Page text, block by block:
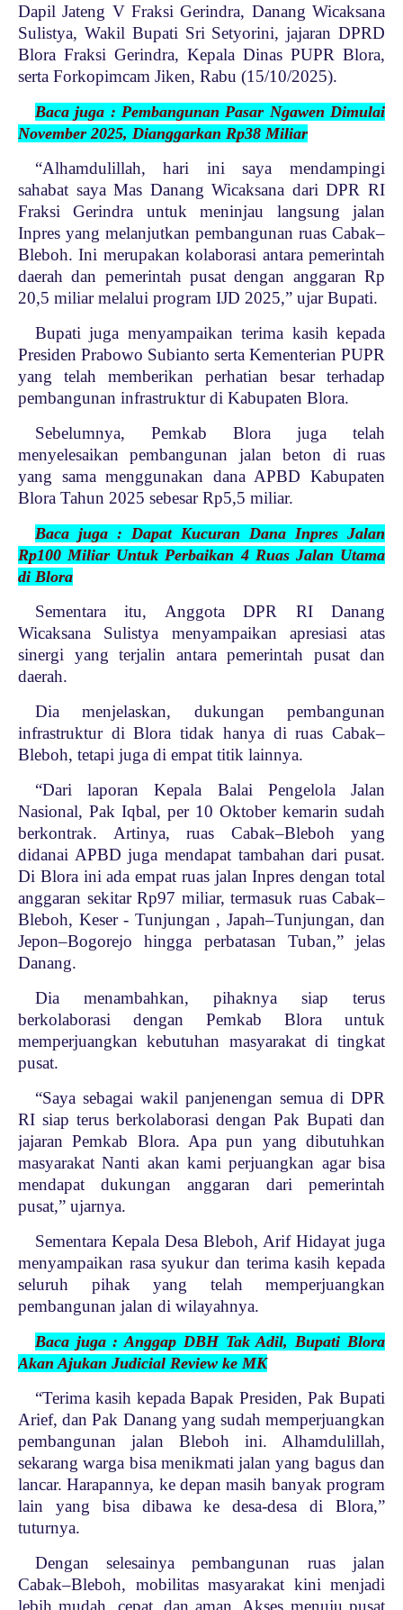
Dapil Jateng V Fraksi Gerindra, Danang Wicaksana
Sulistya, Wakil Bupati Sri Setyorini, jajaran DPRD
Blora Fraksi Gerindra, Kepala Dinas PUPR Blora,
serta Forkopimcam Jiken, Rabu (15/10/2025).
Baca juga : Pembangunan Pasar Ngawen Dimulai
November 2025, Dianggarkan Rp38 Miliar
“Alhamdulillah, hari ini saya mendampingi
sahabat saya Mas Danang Wicaksana dari DPR RI
Fraksi Gerindra untuk meninjau langsung jalan
Inpres yang melanjutkan pembangunan ruas Cabak–
Bleboh. Ini merupakan kolaborasi antara pemerintah
daerah dan pemerintah pusat dengan anggaran Rp
20,5 miliar melalui program IJD 2025,” ujar Bupati.
Bupati juga menyampaikan terima kasih kepada
Presiden Prabowo Subianto serta Kementerian PUPR
yang telah memberikan perhatian besar terhadap
pembangunan infrastruktur di Kabupaten Blora.
Sebelumnya, Pemkab Blora juga telah
menyelesaikan pembangunan jalan beton di ruas
yang sama menggunakan dana APBD Kabupaten
Blora Tahun 2025 sebesar Rp5,5 miliar.
Baca juga : Dapat Kucuran Dana Inpres Jalan
Rp100 Miliar Untuk Perbaikan 4 Ruas Jalan Utama
di Blora
Sementara itu, Anggota DPR RI Danang
Wicaksana Sulistya menyampaikan apresiasi atas
sinergi yang terjalin antara pemerintah pusat dan
daerah.
Dia menjelaskan, dukungan pembangunan
infrastruktur di Blora tidak hanya di ruas Cabak–
Bleboh, tetapi juga di empat titik lainnya.
“Dari laporan Kepala Balai Pengelola Jalan
Nasional, Pak Iqbal, per 10 Oktober kemarin sudah
berkontrak. Artinya, ruas Cabak–Bleboh yang
didanai APBD juga mendapat tambahan dari pusat.
Di Blora ini ada empat ruas jalan Inpres dengan total
anggaran sekitar Rp97 miliar, termasuk ruas Cabak–
Bleboh, Keser - Tunjungan , Japah–Tunjungan, dan
Jepon–Bogorejo hingga perbatasan Tuban,” jelas
Danang.
Dia menambahkan, pihaknya siap terus
berkolaborasi dengan Pemkab Blora untuk
memperjuangkan kebutuhan masyarakat di tingkat
pusat.
“Saya sebagai wakil panjenengan semua di DPR
RI siap terus berkolaborasi dengan Pak Bupati dan
jajaran Pemkab Blora. Apa pun yang dibutuhkan
masyarakat Nanti akan kami perjuangkan agar bisa
mendapat dukungan anggaran dari pemerintah
pusat,” ujarnya.
Sementara Kepala Desa Bleboh, Arif Hidayat juga
menyampaikan rasa syukur dan terima kasih kepada
seluruh pihak yang telah memperjuangkan
pembangunan jalan di wilayahnya.
Baca juga : Anggap DBH Tak Adil, Bupati Blora
Akan Ajukan Judicial Review ke MK
“Terima kasih kepada Bapak Presiden, Pak Bupati
Arief, dan Pak Danang yang sudah memperjuangkan
pembangunan jalan Bleboh ini. Alhamdulillah,
sekarang warga bisa menikmati jalan yang bagus dan
lancar. Harapannya, ke depan masih banyak program
lain yang bisa dibawa ke desa-desa di Blora,”
tuturnya.
Dengan selesainya pembangunan ruas jalan
Cabak–Bleboh, mobilitas masyarakat kini menjadi
lebih mudah, cepat, dan aman. Akses menuju pusat